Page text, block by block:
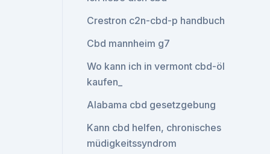
Crestron c2n-cbd-p handbuch
Cbd mannheim g7
Wo kann ich in vermont cbd-öl
kaufen_
Alabama cbd gesetzgebung
Kann cbd helfen, chronisches
müdigkeitssyndrom